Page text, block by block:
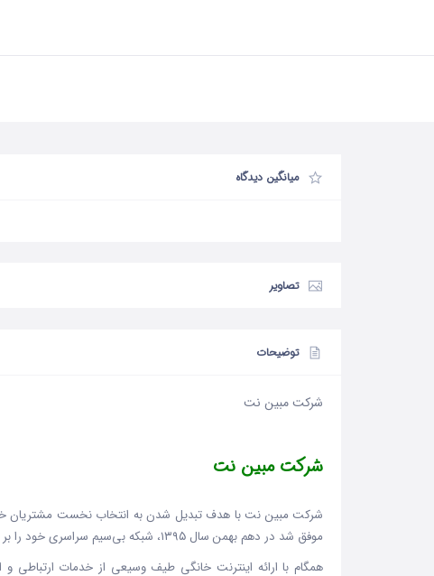
میانگین دیدگاه
تصاویر
توضیحات
شرکت مبین نت
شرکت مبین نت
موفق شد در دهم بهمن سال ۱۳۹۵، شبکه بی‌سیم سراسری خود را بر بستر فناوری TD-LTE راه‌اندازی کند.
همگام با ارائه اینترنت خانگی طیف وسیعی از خدمات ارتباطی و